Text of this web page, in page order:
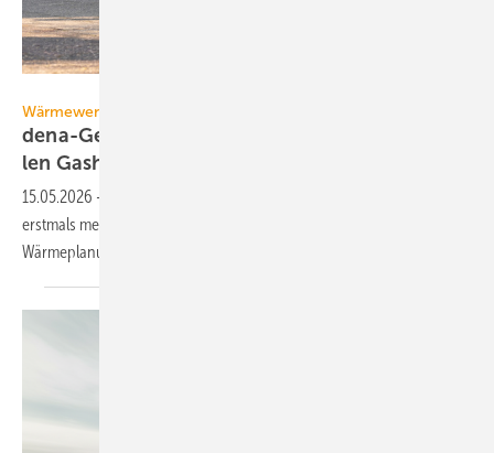
Wärmewende
dena-Gebäudereport: Wär­me­pum­pen über­ho­
len Gas­hei­zun­gen
15.05.2026 -
erstmals mehr Wärmepumpen als Gasheizungen verkauft.
Wärmeplanung und serielle Sanierung machen